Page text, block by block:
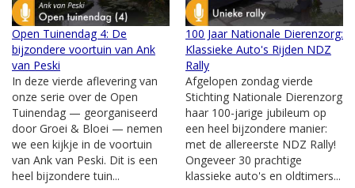
Open Tuinendag 4: De
bijzondere voortuin van Ank
van Peski
In deze vierde aflevering van
onze serie over de Open
Tuinendag — georganiseerd
door Groei & Bloei — nemen
we een kijkje in de voortuin
van Ank van Peski. Dit is een
heel bijzondere tuin...
100 Jaar Nationale Dierenzorg:
Klassieke Auto's Rijden NDZ
Rally
Afgelopen zondag vierde
Stichting Nationale Dierenzorg
haar 100-jarige jubileum op
een heel bijzondere manier:
met de allereerste NDZ Rally!
Ongeveer 30 prachtige
klassieke auto's en oldtimers...